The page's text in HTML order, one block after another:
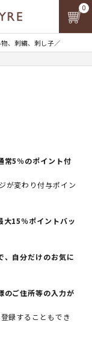
、刺繍、刺し子／
0
常5％のポイント付
が変わり付与ポイン
大15％ポイントバッ
、自分だけのお気に
のご住所等の入力が
録することもでき